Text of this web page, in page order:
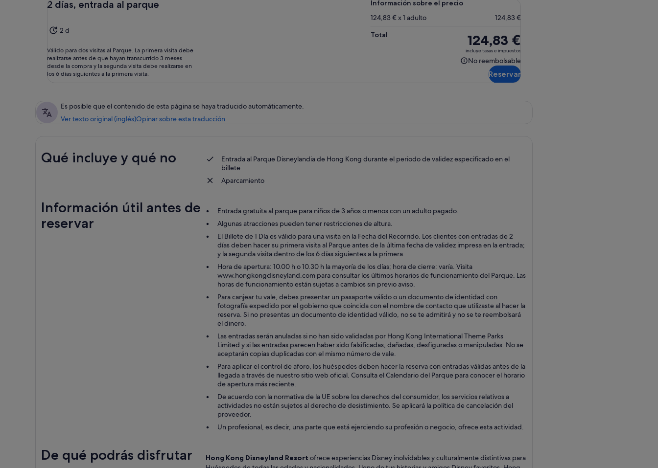
2 días, entrada al parque
2 d
Válido para dos visitas al Parque. La primera visita debe
realizarse antes de que hayan transcurrido 3 meses
desde la compra y la segunda visita debe realizarse en
los 6 días siguientes a la primera visita.
Información sobre el precio
124,83 € x 1 adulto
124,83 €
Total
El
precio
es
124,83 €
124,83 €
incluye tasas e impuestos
No reembolsable
No
reembolsableReservar
Es posible que el contenido de esta página se haya traducido automáticamente.
Ver texto original (inglés)Opinar sobre esta traducciónSe
nueva
Qué incluye y qué no
Entrada al Parque Disneylandia de Hong Kong durante el periodo de validez especificado en el
billete
Aparcamiento
Información útil antes de
reservar
Entrada gratuita al parque para niños de 3 años o menos con un adulto pagado.
Algunas atracciones pueden tener restricciones de altura.
El Billete de 1 Día es válido para una visita en la Fecha del Recorrido. Los clientes con entradas de 2
días deben hacer su primera visita al Parque antes de la última fecha de validez impresa en la entrada;
y la segunda visita dentro de los 6 días siguientes a la primera.
Hora de apertura: 10.00 h o 10.30 h la mayoría de los días; hora de cierre: varía. Visita
www.hongkongdisneyland.com para consultar los últimos horarios de funcionamiento del Parque. Las
horas de funcionamiento están sujetas a cambios sin previo aviso.
Para canjear tu vale, debes presentar un pasaporte válido o un documento de identidad con
fotografía expedido por el gobierno que coincida con el nombre de contacto que utilizaste al hacer la
reserva. Si no presentas un documento de identidad válido, no se te admitirá y no se te reembolsará
el dinero.
Las entradas serán anuladas si no han sido validadas por Hong Kong International Theme Parks
Limited y si las entradas parecen haber sido falsificadas, dañadas, desfiguradas o manipuladas. No se
aceptarán copias duplicadas con el mismo número de vale.
Para aplicar el control de aforo, los huéspedes deben hacer la reserva con entradas válidas antes de la
llegada a través de nuestro sitio web oficial. Consulta el Calendario del Parque para conocer el horario
de apertura más reciente.
De acuerdo con la normativa de la UE sobre los derechos del consumidor, los servicios relativos a
actividades no están sujetos al derecho de desistimiento. Se aplicará la política de cancelación del
proveedor.
Un profesional, es decir, una parte que está ejerciendo su profesión o negocio, ofrece esta actividad.
De qué podrás disfrutar Hong Kong Disneyland Resort ofrece experiencias Disney inolvidables y culturalmente distintivas para